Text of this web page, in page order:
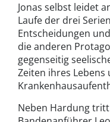
Jonas selbst leidet
Laufe der drei
Entscheidungen
die anderen
gegenseitig
Zeiten ihres
Neben Hardung